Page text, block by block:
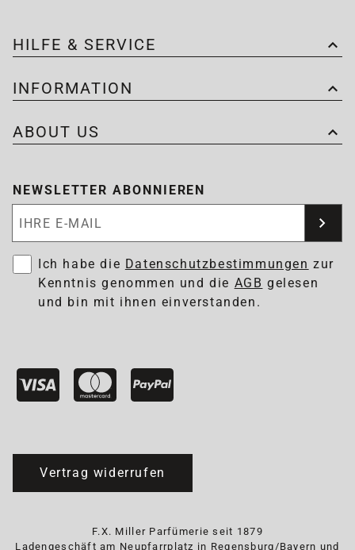
HILFE & SERVICE
INFORMATION
ABOUT US
NEWSLETTER ABONNIEREN
Ich habe die Datenschutzbestimmungen zur
Kenntnis genommen und die AGB gelesen
und bin mit ihnen einverstanden.
Vertrag widerrufen
F.X. Miller Parfümerie seit 1879
Ladengeschäft am Neupfarrplatz in Regensburg/Bayern und